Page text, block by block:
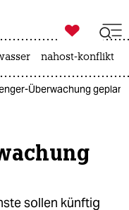

taz zahl ich
nahost-konflikt
Überwachung geplant
sollen künftig